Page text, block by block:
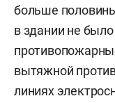
больше
в здании не
вытяжной
линиях